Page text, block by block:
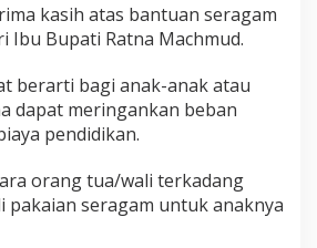
kasih atas bantuan seragam
Ibu Bupati Ratna Machmud.
berarti bagi anak-anak atau
dapat meringankan beban
pendidikan.
orang tua/wali terkadang
pakaian seragam untuk anaknya